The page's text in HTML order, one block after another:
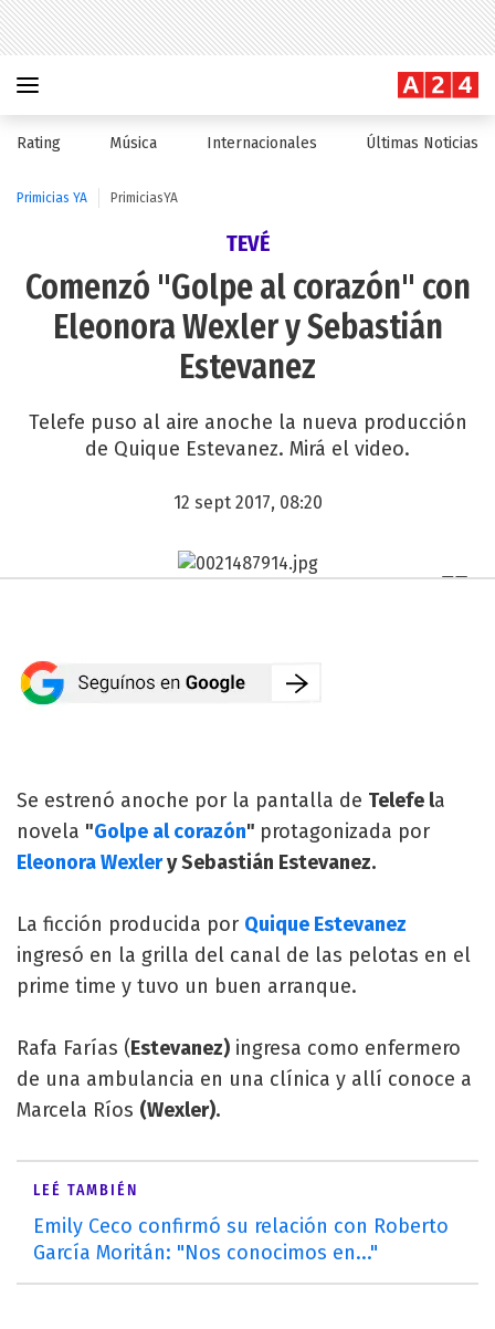
Rating Música Internacionales Últimas Noticias
Primicias YA PrimiciasYA
TEVÉ
Comenzó "Golpe al corazón" con
Eleonora Wexler y Sebastián
Estevanez
Telefe puso al aire anoche la nueva producción
de Quique Estevanez. Mirá el video.
12 sept 2017, 08:20
Se estrenó anoche por la pantalla de Telefe la
novela "Golpe al corazón" protagonizada por
Eleonora Wexlery Sebastián Estevanez.
La ficción producida por Quique Estevanez
ingresó en la grilla del canal de las pelotas en el
prime time y tuvo un buen arranque.
Rafa Farías (Estevanez) ingresa como enfermero
de una ambulancia en una clínica y allí conoce a
Marcela Ríos (Wexler).
LEÉ TAMBIÉN
Emily Ceco confirmó su relación con Roberto
García Moritán: "Nos conocimos en..."